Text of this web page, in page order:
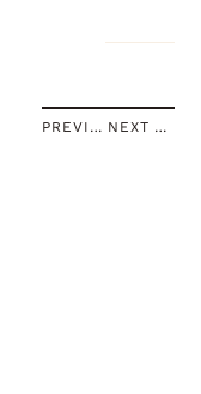
PREVIOUS STORY NEXT STORY